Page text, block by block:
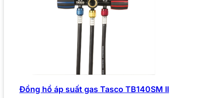
Đồng hồ áp suất gas Tasco TB140SM II